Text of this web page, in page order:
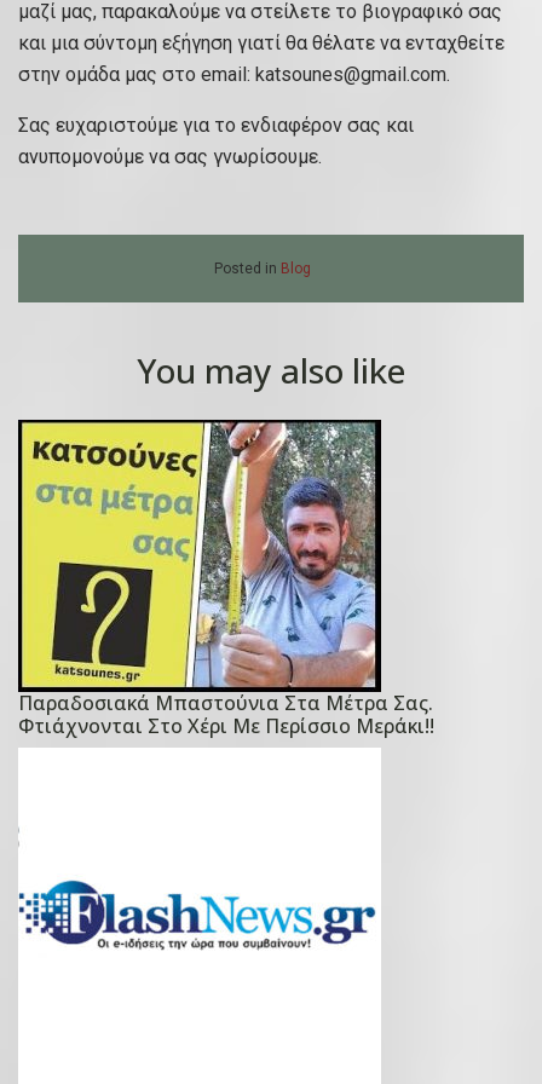
μαζί μας, παρακαλούμε να στείλετε το βιογραφικό σας
και μια σύντομη εξήγηση γιατί θα θέλατε να ενταχθείτε
στην ομάδα μας στο email: katsounes@gmail.com.
Σας ευχαριστούμε για το ενδιαφέρον σας και
ανυπομονούμε να σας γνωρίσουμε.
Posted in Blog
You may also like
P
o
e
o
n
Παραδοσιακά Μπαστούνια Στα Μέτρα Σας.
Φτιάχνονται Στο Χέρι Με Περίσσιο Μεράκι!!